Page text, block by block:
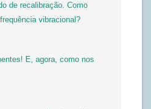
de recalibração. Como
vibracional?
E, agora, como nos